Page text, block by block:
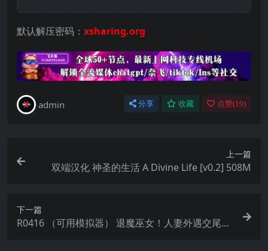
默认解压密码： xsharing.org
admin 分享 收藏 点赞(19)
上一篇
双端汉化 神圣的生活 A Divine Life [v0.2] 508M
下一篇
R0416 （可用模拟器） 退魔巫女！人妻外遇交尾灭